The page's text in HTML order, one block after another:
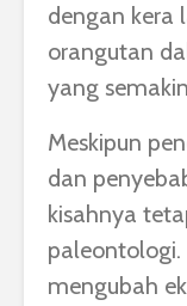
dengan kera
orangutan
yang
Meskipun
dan
kisahnya
mengubah